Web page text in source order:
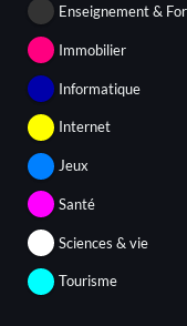
Enseignement &
Immobilier
Informatique
Internet
Jeux
Santé
Sciences & vie
Tourisme